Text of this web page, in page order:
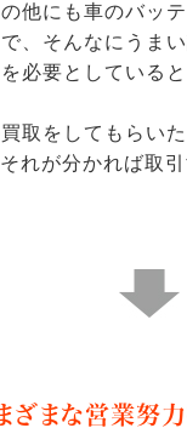
他にも車のバッ
、そんなにうま
必要としている
取をしてもらい
れが分かれば取
ざまな営業努力